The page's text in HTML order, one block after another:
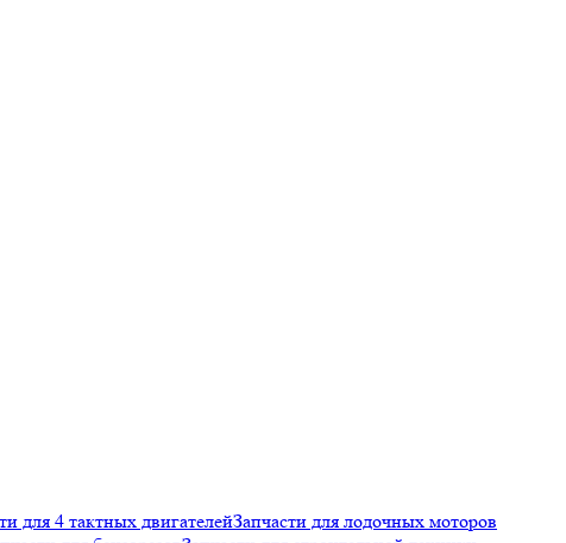
для 4 тактных двигателейЗапчасти для лодочных моторов